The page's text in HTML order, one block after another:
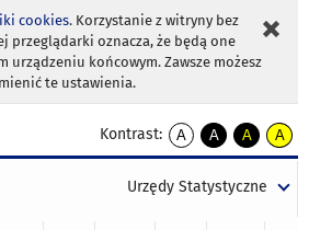
cookies. Korzystanie z witryny bez
przeglądarki oznacza, że będą one
urządzeniu końcowym. Zawsze możesz
te ustawienia.
Kontrast:
A
kontrast
A
kontrast
tekst
czarnym
A
kontrast
tekst
czarnym
A
tekst
żółtym
Urzędy Statystyczne